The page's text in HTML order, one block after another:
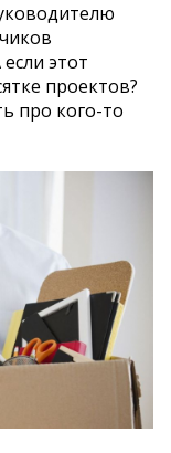
этот
проектов?
про кого-то